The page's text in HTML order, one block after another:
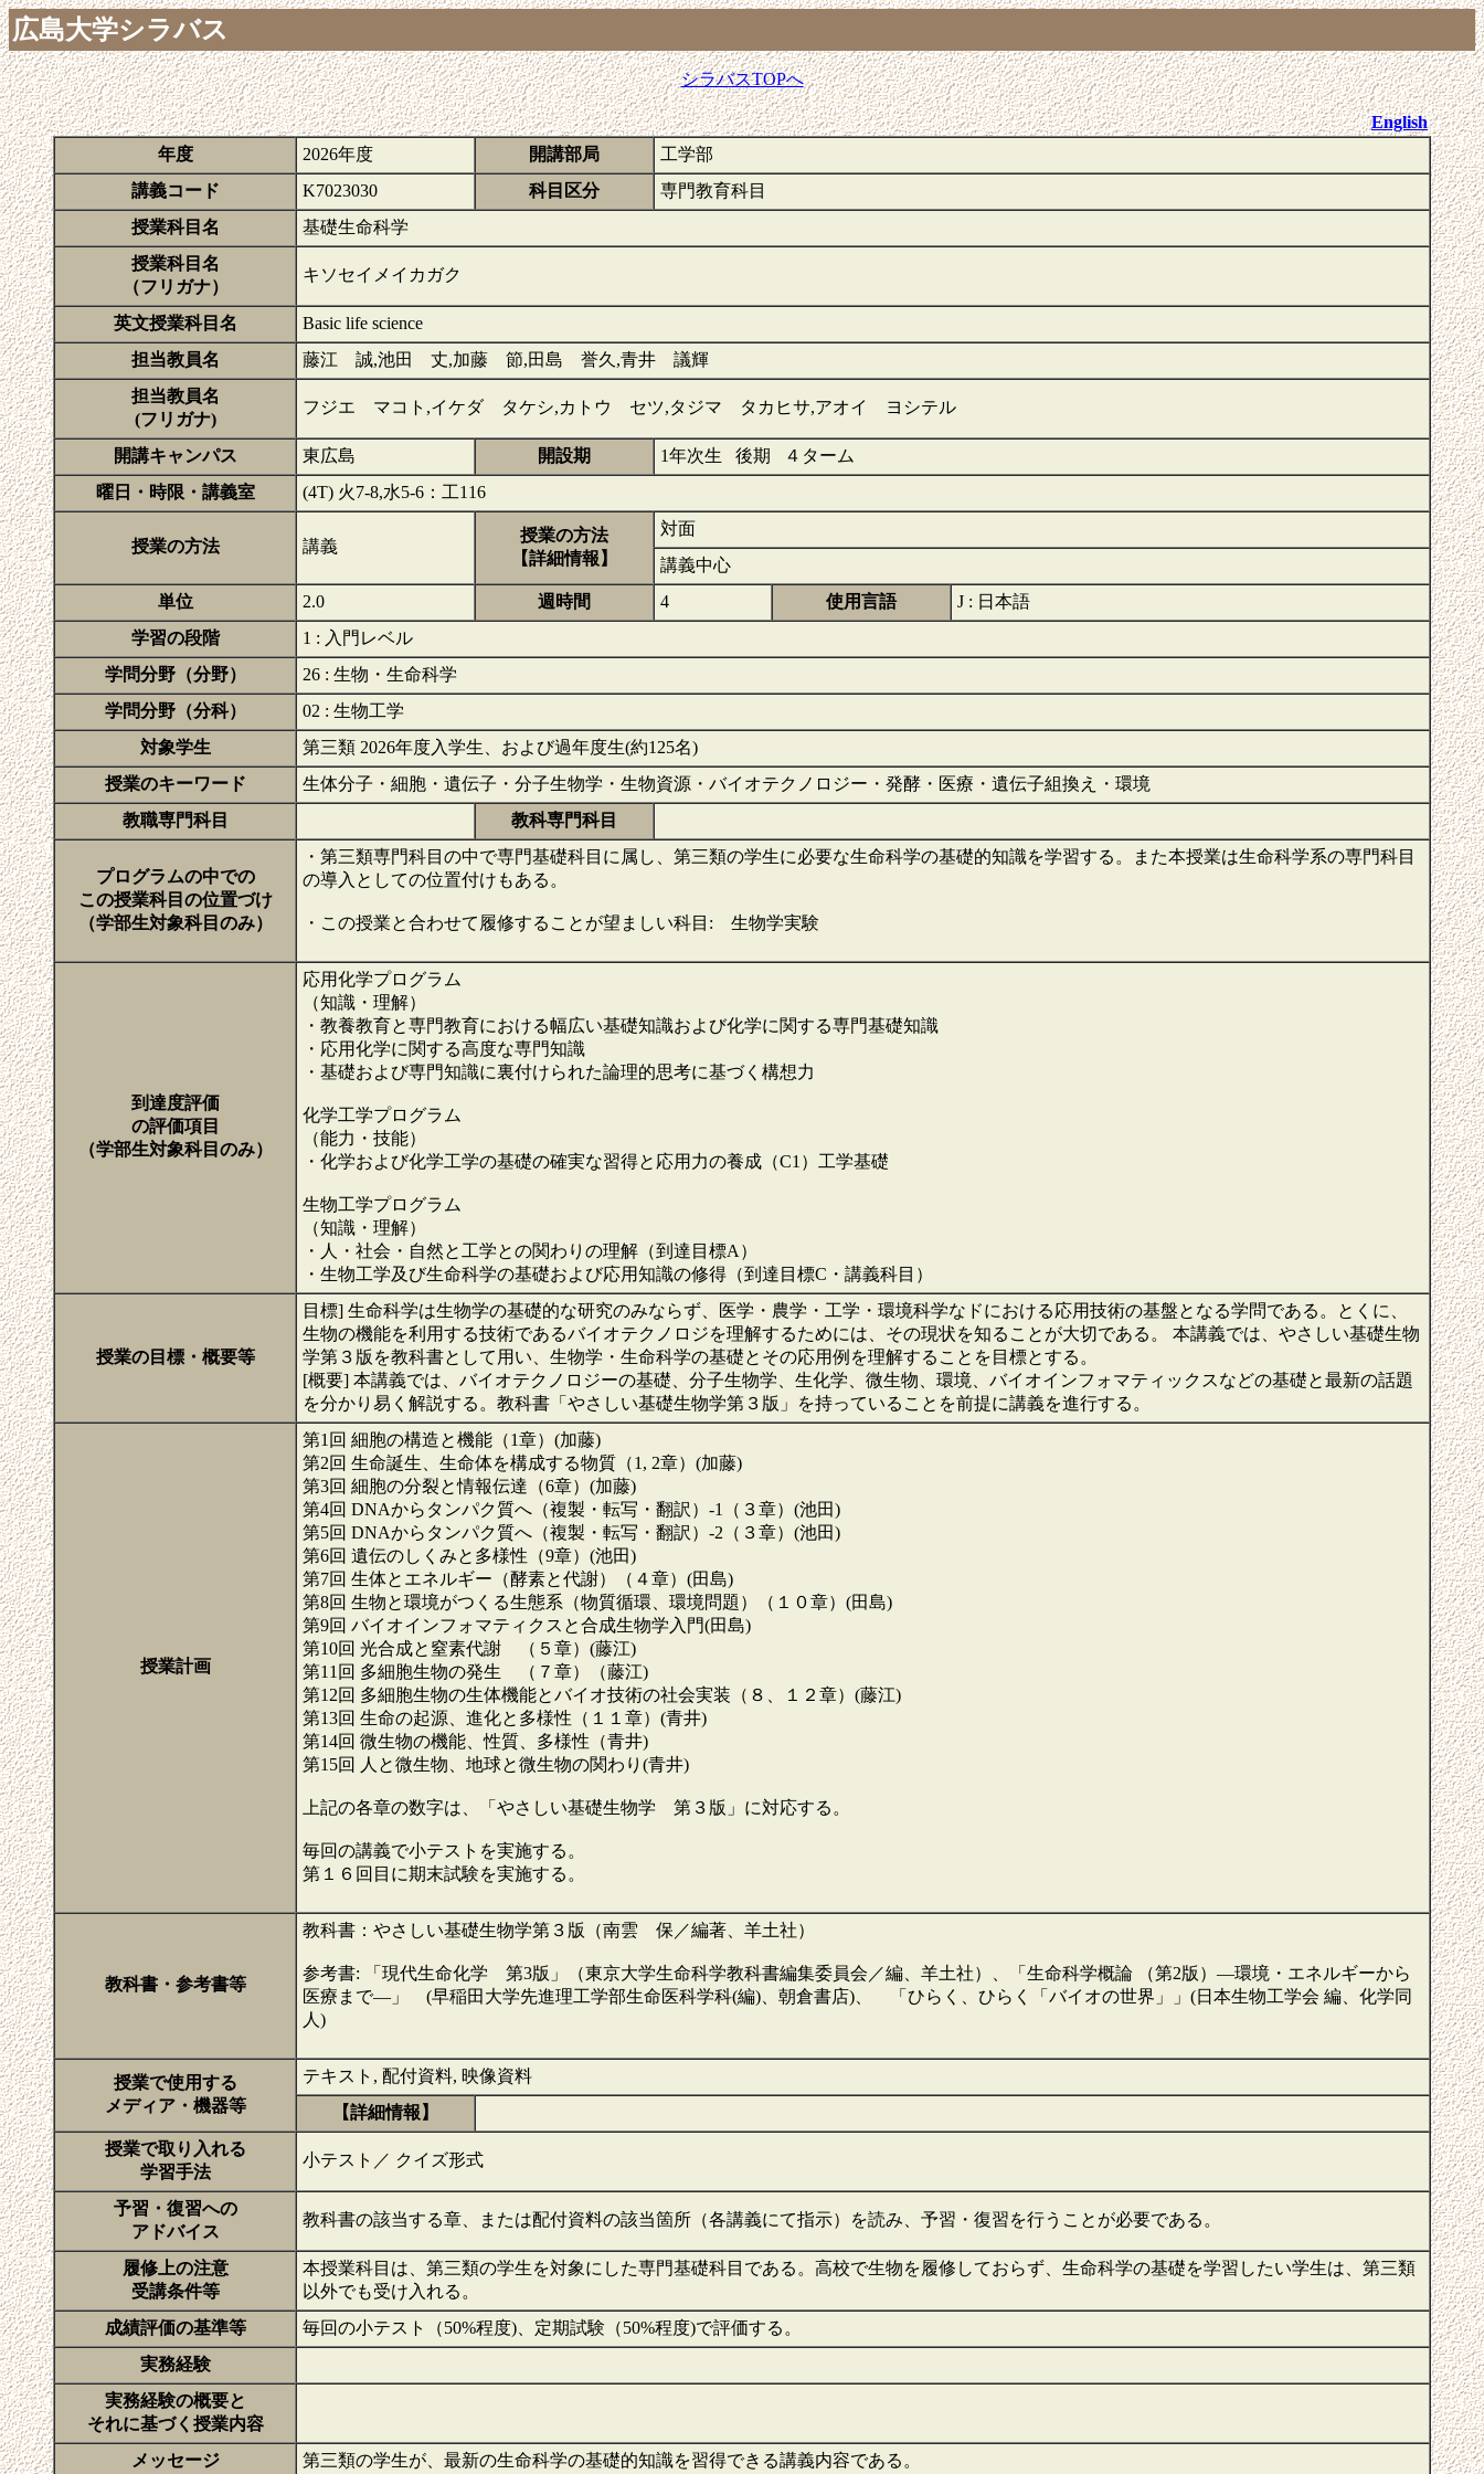
広島大学シラバス
シラバスTOPへ
English
年度
2026年度 開講部局
工学部
講義コード
K7023030 科目区分
専門教育科目
授業科目名
基礎生命科学
授業科目名
（フリガナ）
キソセイメイカガク
英文授業科目名
Basic life science
担当教員名
藤江 誠,池田 丈,加藤 節,田島 誉久,青井 議輝
担当教員名
(フリガナ)
フジエ マコト,イケダ タケシ,カトウ セツ,タジマ タカヒサ,アオイ ヨシテル
開講キャンパス 東広島 開設期
1年次生 後期 ４ターム
曜日・時限・講義室
(4T) 火7-8,水5-6：工116
授業の方法 講義
授業の方法
【詳細情報】
対面
講義中心
単位
2.0 週時間 4 使用言語
J : 日本語
学習の段階
1 : 入門レベル
学問分野（分野）
26 : 生物・生命科学
学問分野（分科）
02 : 生物工学
対象学生
第三類 2026年度入学生、および過年度生(約125名)
授業のキーワード
生体分子・細胞・遺伝子・分子生物学・生物資源・バイオテクノロジー・発酵・医療・遺伝子組換え・環境
教職専門科目
教科専門科目
プログラムの中での
この授業科目の位置づけ
（学部生対象科目のみ）
・第三類専門科目の中で専門基礎科目に属し、第三類の学生に必要な生命科学の基礎的知識を学習する。また本授業は生命科学系の専門科目
の導入としての位置付けもある。
・この授業と合わせて履修することが望ましい科目: 生物学実験
到達度評価
の評価項目
（学部生対象科目のみ）
応用化学プログラム
（知識・理解）
・教養教育と専門教育における幅広い基礎知識および化学に関する専門基礎知識
・応用化学に関する高度な専門知識
・基礎および専門知識に裏付けられた論理的思考に基づく構想力
化学工学プログラム
（能力・技能）
・化学および化学工学の基礎の確実な習得と応用力の養成（C1）工学基礎
生物工学プログラム
（知識・理解）
・人・社会・自然と工学との関わりの理解（到達目標A）
・生物工学及び生命科学の基礎および応用知識の修得（到達目標C・講義科目）
授業の目標・概要等
目標] 生命科学は生物学の基礎的な研究のみならず、医学・農学・工学・環境科学なドにおける応用技術の基盤となる学問である。とくに、
生物の機能を利用する技術であるバイオテクノロジを理解するためには、その現状を知ることが大切である。 本講義では、やさしい基礎生物
学第３版を教科書として用い、生物学・生命科学の基礎とその応用例を理解することを目標とする。
[概要] 本講義では、バイオテクノロジーの基礎、分子生物学、生化学、微生物、環境、バイオインフォマティックスなどの基礎と最新の話題
を分かり易く解説する。教科書「やさしい基礎生物学第３版」を持っていることを前提に講義を進行する。
授業計画
第1回 細胞の構造と機能（1章）(加藤)
第2回 生命誕生、生命体を構成する物質（1, 2章）(加藤)
第3回 細胞の分裂と情報伝達（6章）(加藤)
第4回 DNAからタンパク質へ（複製・転写・翻訳）-1（３章）(池田)
第5回 DNAからタンパク質へ（複製・転写・翻訳）-2（３章）(池田)
第6回 遺伝のしくみと多様性（9章）(池田)
第7回 生体とエネルギー（酵素と代謝）（４章）(田島)
第8回 生物と環境がつくる生態系（物質循環、環境問題）（１０章）(田島)
第9回 バイオインフォマティクスと合成生物学入門(田島)
第10回 光合成と窒素代謝 （５章）(藤江)
第11回 多細胞生物の発生 （７章）（藤江)
第12回 多細胞生物の生体機能とバイオ技術の社会実装（８、１２章）(藤江)
第13回 生命の起源、進化と多様性（１１章）(青井)
第14回 微生物の機能、性質、多様性（青井)
第15回 人と微生物、地球と微生物の関わり(青井)
上記の各章の数字は、「やさしい基礎生物学 第３版」に対応する。
毎回の講義で小テストを実施する。
第１６回目に期末試験を実施する。
教科書・参考書等
教科書：やさしい基礎生物学第３版（南雲 保／編著、羊土社）
参考書: 「現代生命化学 第3版」（東京大学生命科学教科書編集委員会／編、羊土社）、「生命科学概論 （第2版）―環境・エネルギーから
医療まで―」 (早稲田大学先進理工学部生命医科学科(編)、朝倉書店)、 「ひらく、ひらく「バイオの世界」」(日本生物工学会 編、化学同
人)
授業で使用する
メディア・機器等
テキスト, 配付資料, 映像資料
【詳細情報】
授業で取り入れる
学習手法
小テスト／ クイズ形式
予習・復習への
アドバイス
教科書の該当する章、または配付資料の該当箇所（各講義にて指示）を読み、予習・復習を行うことが必要である。
履修上の注意
受講条件等
本授業科目は、第三類の学生を対象にした専門基礎科目である。高校で生物を履修しておらず、生命科学の基礎を学習したい学生は、第三類
以外でも受け入れる。
成績評価の基準等
毎回の小テスト（50%程度)、定期試験（50%程度)で評価する。
実務経験
実務経験の概要と
それに基づく授業内容
メッセージ
第三類の学生が、最新の生命科学の基礎的知識を習得できる講義内容である。